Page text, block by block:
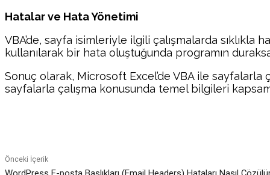
Hatalar ve Hata Yönetimi
VBA’de, sayfa isimleriyle ilgili çalışmalarda
kullanılarak bir hata oluştuğunda programın
Sonuç olarak, Microsoft Excel’de VBA ile sayfalarla
sayfalarla çalışma konusunda temel bilgileri
Önceki İçerik